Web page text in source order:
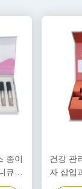
종이
큐어
건강 관
자 삽입